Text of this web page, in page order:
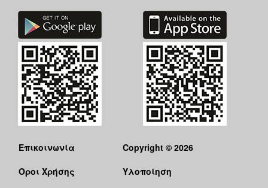
Επικοινωνία
Όροι Χρήσης
Copyright © 2026
Υλοποίηση